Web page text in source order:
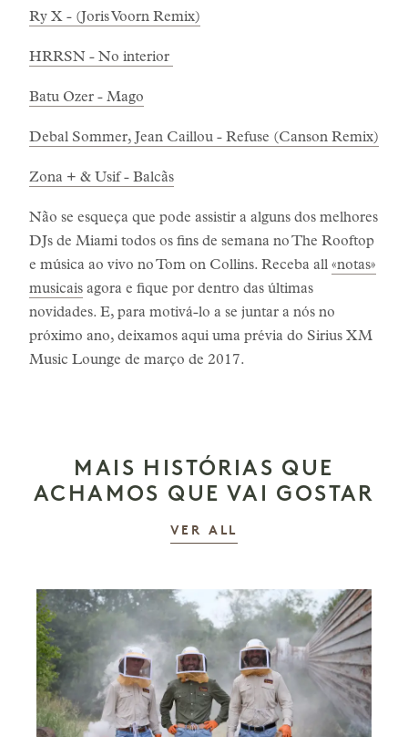
Ry X - (Joris Voorn Remix)
HRRSN - No interior
Batu Ozer - Mago
Debal Sommer, Jean Caillou - Refuse (Canson Remix)
Zona + & Usif - Balcãs
Não se esqueça que pode assistir a alguns dos melhores
DJs de Miami todos os fins de semana no The Rooftop
e música ao vivo no Tom on Collins. Receba all «notas»
musicais agora e fique por dentro das últimas
novidades. E, para motivá-lo a se juntar a nós no
próximo ano, deixamos aqui uma prévia do Sirius XM
Music Lounge de março de 2017.
MAIS HISTÓRIAS QUE
ACHAMOS QUE VAI GOSTAR
VER ALL